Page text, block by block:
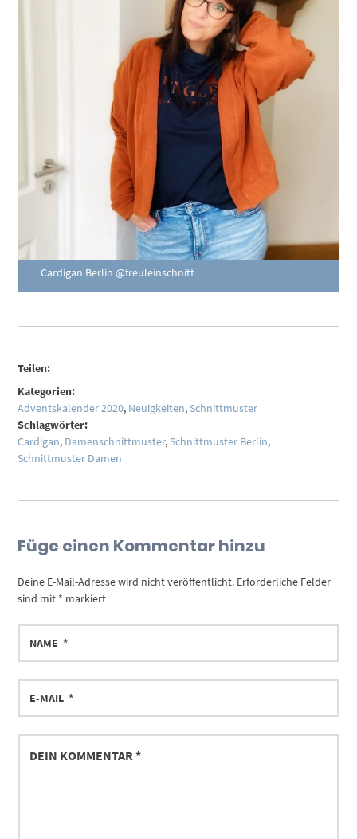
Cardigan Berlin @freuleinschnitt
Teilen:
Kategorien:
Adventskalender 2020, Neuigkeiten, Schnittmuster
Schlagwörter:
Cardigan, Damenschnittmuster, Schnittmuster Berlin,
Schnittmuster Damen
Füge einen Kommentar hinzu
Deine E-Mail-Adresse wird nicht veröffentlicht. Erforderliche Felder
sind mit * markiert
NAME
E-
MAIL
DEIN
KOMMENTAR